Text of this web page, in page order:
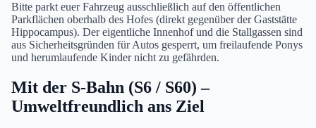
Bitte parkt euer Fahrzeug ausschließlich auf den öffentlichen
Parkflächen oberhalb des Hofes (direkt gegenüber der Gaststätte
Hippocampus). Der eigentliche Innenhof und die Stallgassen sind
aus Sicherheitsgründen für Autos gesperrt, um freilaufende Ponys
und herumlaufende Kinder nicht zu gefährden.
Mit der S-Bahn (S6 / S60) –
Umweltfreundlich ans Ziel